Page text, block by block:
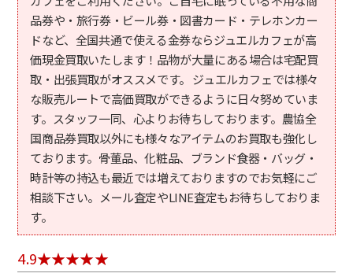
品券や・旅行券・ビール券・図書カード・テレホンカー
ドなど、全国共通で使える金券ならジュエルカフェが高
価現金買取いたします！品物が大量にある場合は宅配買
取・出張買取がオススメです。 ジュエルカフェでは様々
な販売ルートで高価買取ができるように日々努めていま
す。スタッフ一同、心よりお待ちしております。農協全
国商品券買取以外にも様々なアイテムのお買取も強化し
ております。骨董品、化粧品、ブランド食器・バッグ・
時計等の持込も最近では増えておりますのでお気軽にご
相談下さい。メール査定やLINE査定もお待ちしておりま
す。
4.9